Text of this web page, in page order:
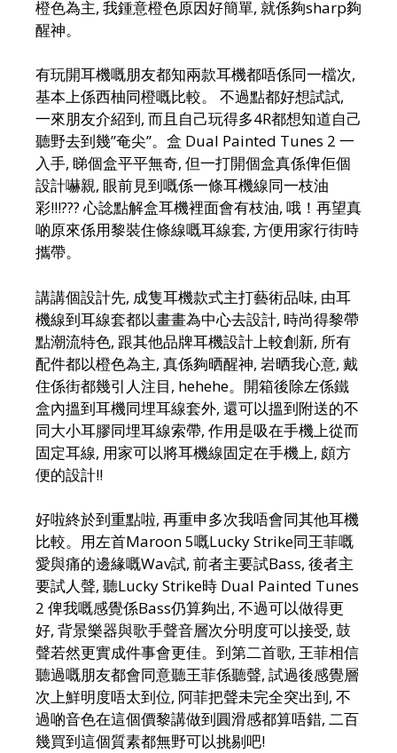
橙色為主, 我鍾意橙色原因好簡單, 就係夠sharp夠
醒神。
有玩開耳機嘅朋友都知兩款耳機都唔係同一檔次,
基本上係西柚同橙嘅比較。 不過點都好想試試,
一來朋友介紹到, 而且自己玩得多4R都想知道自己
聽野去到幾”奄尖”。盒 Dual Painted Tunes 2 一
入手, 睇個盒平平無奇, 但一打開個盒真係俾佢個
設計嚇親, 眼前見到嘅係一條耳機線同一枝油
彩!!!??? 心諗點解盒耳機裡面會有枝油, 哦！再望真
啲原來係用黎裝住條線嘅耳線套, 方便用家行街時
攜帶。
講講個設計先, 成隻耳機款式主打藝術品味, 由耳
機線到耳線套都以畫畫為中心去設計, 時尚得黎帶
點潮流特色, 跟其他品牌耳機設計上較創新, 所有
配件都以橙色為主, 真係夠晒醒神, 岩晒我心意, 戴
住係街都幾引人注目, hehehe。開箱後除左係鐵
盒內搵到耳機同埋耳線套外, 還可以搵到附送的不
同大小耳膠同埋耳線索帶, 作用是吸在手機上從而
固定耳線, 用家可以將耳機線固定在手機上, 頗方
便的設計!!
好啦終於到重點啦, 再重申多次我唔會同其他耳機
比較。用左首Maroon 5嘅Lucky Strike同王菲嘅
愛與痛的邊緣嘅Wav試, 前者主要試Bass, 後者主
要試人聲, 聽Lucky Strike時 Dual Painted Tunes
2 俾我嘅感覺係Bass仍算夠出, 不過可以做得更
好, 背景樂器與歌手聲音層次分明度可以接受, 鼓
聲若然更實成件事會更佳。到第二首歌, 王菲相信
聽過嘅朋友都會同意聽王菲係聽聲, 試過後感覺層
次上鮮明度唔太到位, 阿菲把聲未完全突出到, 不
過啲音色在這個價黎講做到圓滑感都算唔錯, 二百
幾買到這個質素都無野可以挑剔吧!